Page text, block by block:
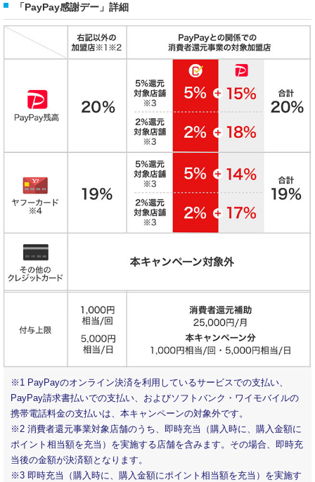
「PayPay感謝デー」詳細
※1 PayPayのオンライン決済を利用しているサービスでの支払い、
PayPay請求書払いでの支払い、およびソフトバンク・ワイモバイルの
携帯電話料金の支払いは、本キャンペーンの対象外です。
※2 消費者還元事業対象店舗のうち、即時充当（購入時に、購入金額に
ポイント相当額を充当）を実施する店舗を含みます。その場合、即時充
当後の金額が決済額となります。
※3 即時充当（購入時に、購入金額にポイント相当額を充当）を実施す